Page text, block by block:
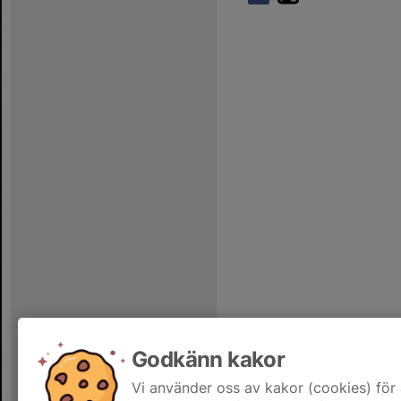
Godkänn kakor
Vi använder oss av kakor (cookies)